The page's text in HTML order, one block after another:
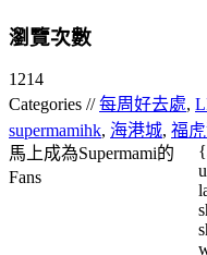
瀏覽次數
1214
Categories //每周好去處,
supermamihk, 海港城, 福
馬上成為Supermami的
Fans